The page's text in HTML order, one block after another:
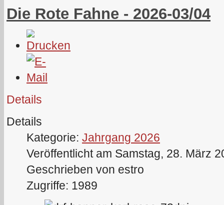
Die Rote Fahne - 2026-03/04
Details
Details
Kategorie: Jahrgang 2026
Veröffentlicht am Samstag, 28. März
Geschrieben von estro
Zugriffe: 1989